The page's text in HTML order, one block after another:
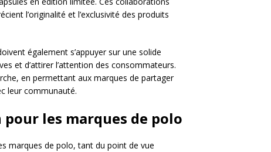
l’originalité et l’exclusivité des produits
également s’appuyer sur une solide
et d’attirer l’attention des consommateurs.
en permettant aux marques de partager
leur communauté.
les marques de polo
marques de polo, tant du point de vue